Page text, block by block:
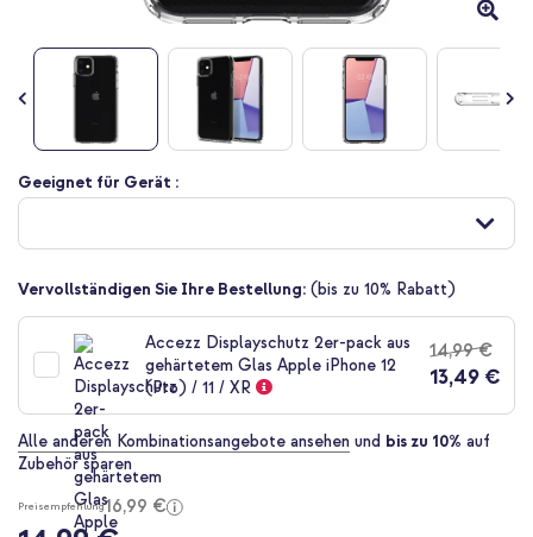
Zum
Anfang
Bildgalerie
Geeignet für Gerät :
Vervollständigen Sie Ihre Bestellung: (bis zu 10% Rabatt)
Accezz Displayschutz 2er-pack aus
gehärtetem Glas Apple iPhone 12
(Pro) / 11 / XR
14,99 €
13,49 €
Alle anderen Kombinationsangebote ansehen und bis zu 10% auf
Zubehör sparen
Preisempfehlung16,99 €